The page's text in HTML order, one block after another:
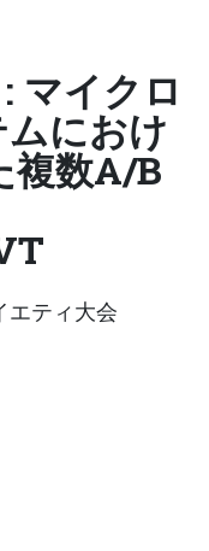
マイクロ
におけ
複数A/B
エティ大会